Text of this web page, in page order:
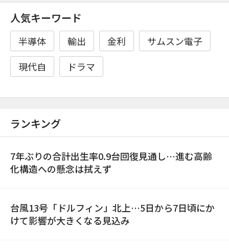
人気キーワード
半導体 輸出 金利
サムスン電子
現代自
ドラマ
ランキング
7年ぶりの合計出生率0.9台回復見通し…進む高齢
化構造への懸念は拭えず
台風13号「ドルフィン」北上…5日から7日頃にか
けて影響が大きくなる見込み